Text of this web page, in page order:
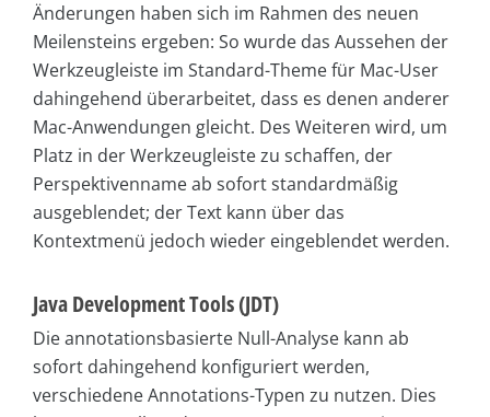
Änderungen haben sich im Rahmen des neuen
Meilensteins ergeben: So wurde das Aussehen der
Werkzeugleiste im Standard-Theme für Mac-User
dahingehend überarbeitet, dass es denen anderer
Mac-Anwendungen gleicht. Des Weiteren wird, um
Platz in der Werkzeugleiste zu schaffen, der
Perspektivenname ab sofort standardmäßig
ausgeblendet; der Text kann über das
Kontextmenü jedoch wieder eingeblendet werden.
Java Development Tools (JDT)
Die annotationsbasierte Null-Analyse kann ab
sofort dahingehend konfiguriert werden,
verschiedene Annotations-Typen zu nutzen. Dies